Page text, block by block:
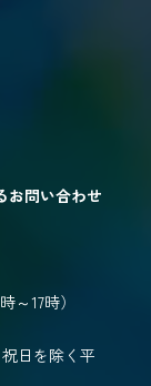
お問い合わせ
～17時）
日を除く平